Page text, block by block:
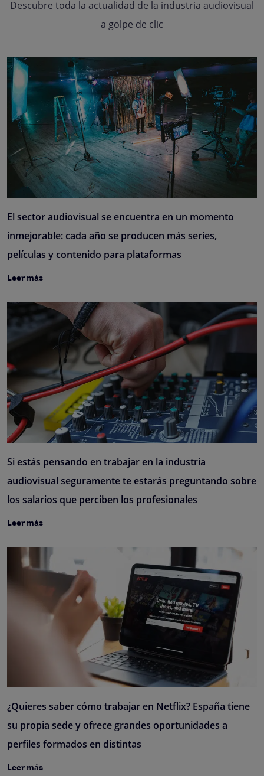
Descubre toda la actualidad de la industria audiovisual
a golpe de clic
El sector audiovisual se encuentra en un momento
inmejorable: cada año se producen más series,
películas y contenido para plataformas
Leer más
Si estás pensando en trabajar en la industria
audiovisual seguramente te estarás preguntando sobre
los salarios que perciben los profesionales
Leer más
¿Quieres saber cómo trabajar en Netflix? España tiene
su propia sede y ofrece grandes oportunidades a
perfiles formados en distintas
Leer más